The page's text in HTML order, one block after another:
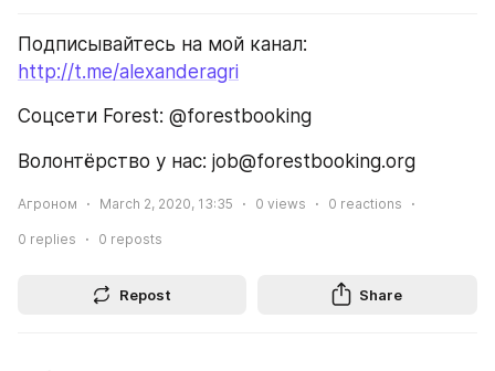
http://t.me/alexanderagri
Соцсети Forest: @forestbooking
Волонтёрство у нас: job@forestbooking.org
Агроном March 2, 2020, 13:35 0 views 0 reactions
0 replies 0 reposts
Repost Share